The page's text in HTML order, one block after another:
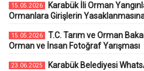
15.05.2026
Karabük İli Orman
Ormanlara Girişlerin
15.05.2026
T.C. Tarım ve Orman
Orman ve İnsan Fotoğraf Yarışması
23.06.2025 Karabük Belediyesi